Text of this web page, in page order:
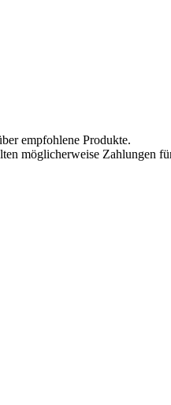
empfohlene Produkte.
möglicherweise Zahlungen